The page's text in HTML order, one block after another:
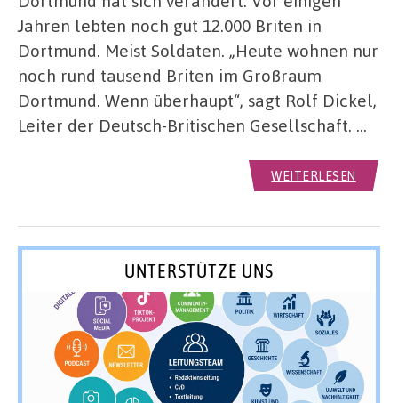
Jahren lebten noch gut 12.000 Briten in
Dortmund. Meist Soldaten. „Heute wohnen nur
noch rund tausend Briten im Großraum
Dortmund. Wenn überhaupt“, sagt Rolf Dickel,
Leiter der Deutsch-Britischen Gesellschaft. …
WEITERLESEN
UNTERSTÜTZE UNS